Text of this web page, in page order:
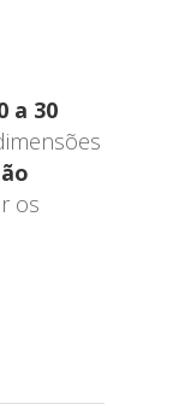
a 30
os